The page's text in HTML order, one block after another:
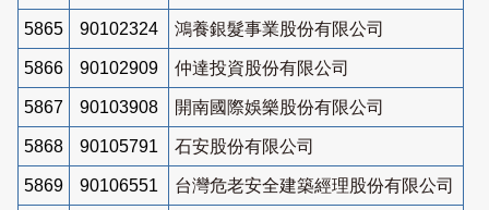
5865 90102324 鴻養銀髮事業股份有限公司
5866 90102909 仲達投資股份有限公司
5867 90103908 開南國際娛樂股份有限公司
5868 90105791 石安股份有限公司
5869 90106551 台灣危老安全建築經理股份有限公司